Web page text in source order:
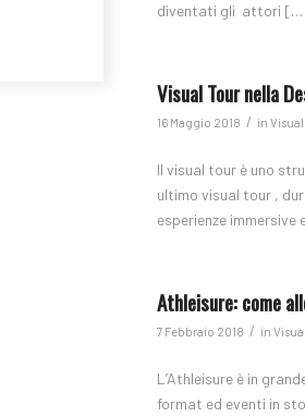
diventati gli attori
Visual Tour nella
16 Maggio 2018 / in
Il visual tour è uno
ultimo visual tour ,
esperienze
Athleisure: come
7 Febbraio 2018 / in
L’Athleisure è in
format ed eventi in